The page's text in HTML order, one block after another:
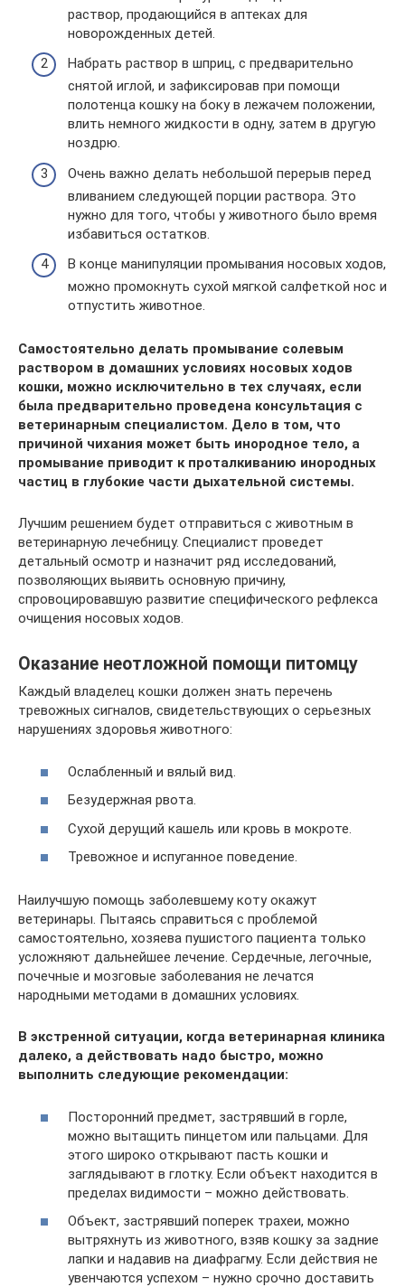
раствор, продающийся в аптеках для
новорожденных детей.
Набрать раствор в шприц, с предварительно
снятой иглой, и зафиксировав при помощи
полотенца кошку на боку в лежачем положении,
влить немного жидкости в одну, затем в другую
ноздрю.
Очень важно делать небольшой перерыв перед
вливанием следующей порции раствора. Это
нужно для того, чтобы у животного было время
избавиться остатков.
В конце манипуляции промывания носовых ходов,
можно промокнуть сухой мягкой салфеткой нос и
отпустить животное.
Самостоятельно делать промывание солевым
раствором в домашних условиях носовых ходов
кошки, можно исключительно в тех случаях, если
была предварительно проведена консультация с
ветеринарным специалистом. Дело в том, что
причиной чихания может быть инородное тело, а
промывание приводит к проталкиванию инородных
частиц в глубокие части дыхательной системы.
Лучшим решением будет отправиться с животным в
ветеринарную лечебницу. Специалист проведет
детальный осмотр и назначит ряд исследований,
позволяющих выявить основную причину,
спровоцировавшую развитие специфического рефлекса
очищения носовых ходов.
Оказание неотложной помощи питомцу
Каждый владелец кошки должен знать перечень
тревожных сигналов, свидетельствующих о серьезных
нарушениях здоровья животного:
Ослабленный и вялый вид.
Безудержная рвота.
Сухой дерущий кашель или кровь в мокроте.
Тревожное и испуганное поведение.
Наилучшую помощь заболевшему коту окажут
ветеринары. Пытаясь справиться с проблемой
самостоятельно, хозяева пушистого пациента только
усложняют дальнейшее лечение. Сердечные, легочные,
почечные и мозговые заболевания не лечатся
народными методами в домашних условиях.
В экстренной ситуации, когда ветеринарная клиника
далеко, а действовать надо быстро, можно
выполнить следующие рекомендации:
Посторонний предмет, застрявший в горле,
можно вытащить пинцетом или пальцами. Для
этого широко открывают пасть кошки и
заглядывают в глотку. Если объект находится в
пределах видимости – можно действовать.
Объект, застрявший поперек трахеи, можно
вытряхнуть из животного, взяв кошку за задние
лапки и надавив на диафрагму. Если действия не
увенчаются успехом – нужно срочно доставить